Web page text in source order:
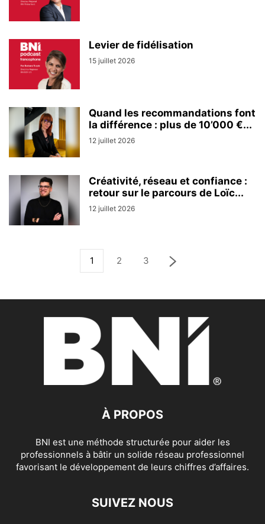
Levier de fidélisation
15 juillet 2026
Quand les recommandations font
la différence : plus de 10’000 €...
12 juillet 2026
Créativité, réseau et confiance :
retour sur le parcours de Loïc...
12 juillet 2026
1 2 3
À PROPOS
BNI est une méthode structurée pour aider les
professionnels à bâtir un solide réseau professionnel
favorisant le développement de leurs chiffres d’affaires.
SUIVEZ NOUS